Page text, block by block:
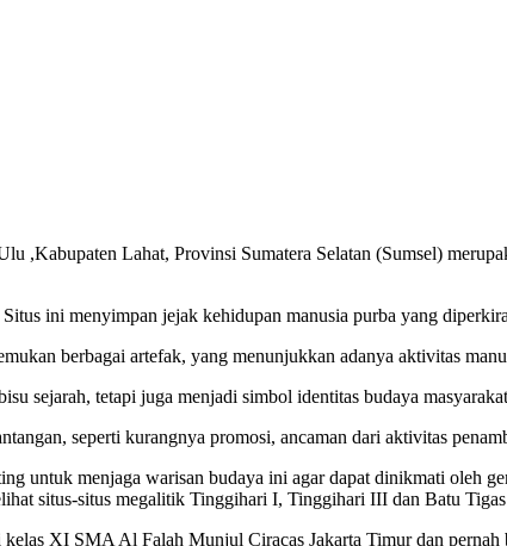
,Kabupaten Lahat, Provinsi Sumatera Selatan (Sumsel)
ini menyimpan jejak kehidupan manusia purba yang
berbagai artefak, yang menunjukkan adanya aktivitas
sejarah, tetapi juga menjadi simbol identitas budaya
seperti kurangnya promosi, ancaman dari aktivitas
untuk menjaga warisan budaya ini agar dapat dinikmati oleh
situs-situs megalitik Tinggihari I, Tinggihari III dan Batu
XI SMA Al Falah Munjul Ciracas Jakarta Timur dan